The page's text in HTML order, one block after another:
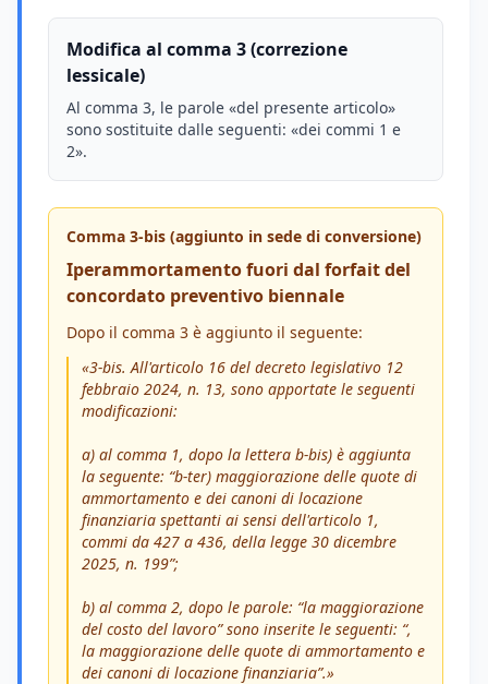
Modifica al comma 3 (correzione
lessicale)
Al comma 3, le parole «del presente articolo»
sono sostituite dalle seguenti: «dei commi 1 e
2».
Comma 3-bis (aggiunto in sede di conversione)
Iperammortamento fuori dal forfait del
concordato preventivo biennale
Dopo il comma 3 è aggiunto il seguente:
«3-bis. All'articolo 16 del decreto legislativo 12
febbraio 2024, n. 13, sono apportate le seguenti
modificazioni:
a) al comma 1, dopo la lettera b-bis) è aggiunta
la seguente: “b-ter) maggiorazione delle quote di
ammortamento e dei canoni di locazione
finanziaria spettanti ai sensi dell'articolo 1,
commi da 427 a 436, della legge 30 dicembre
2025, n. 199”;
b) al comma 2, dopo le parole: “la maggiorazione
del costo del lavoro” sono inserite le seguenti: “,
la maggiorazione delle quote di ammortamento e
dei canoni di locazione finanziaria”.»